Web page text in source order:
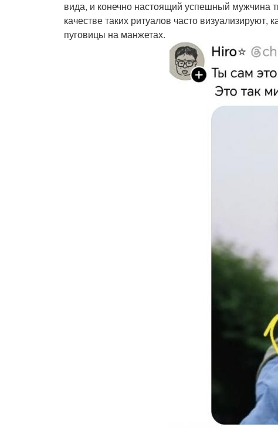
вида, и конечно настоящий успешный мужчина
качестве таких ритуалов часто визуализируют,
пуговицы на манжетах.